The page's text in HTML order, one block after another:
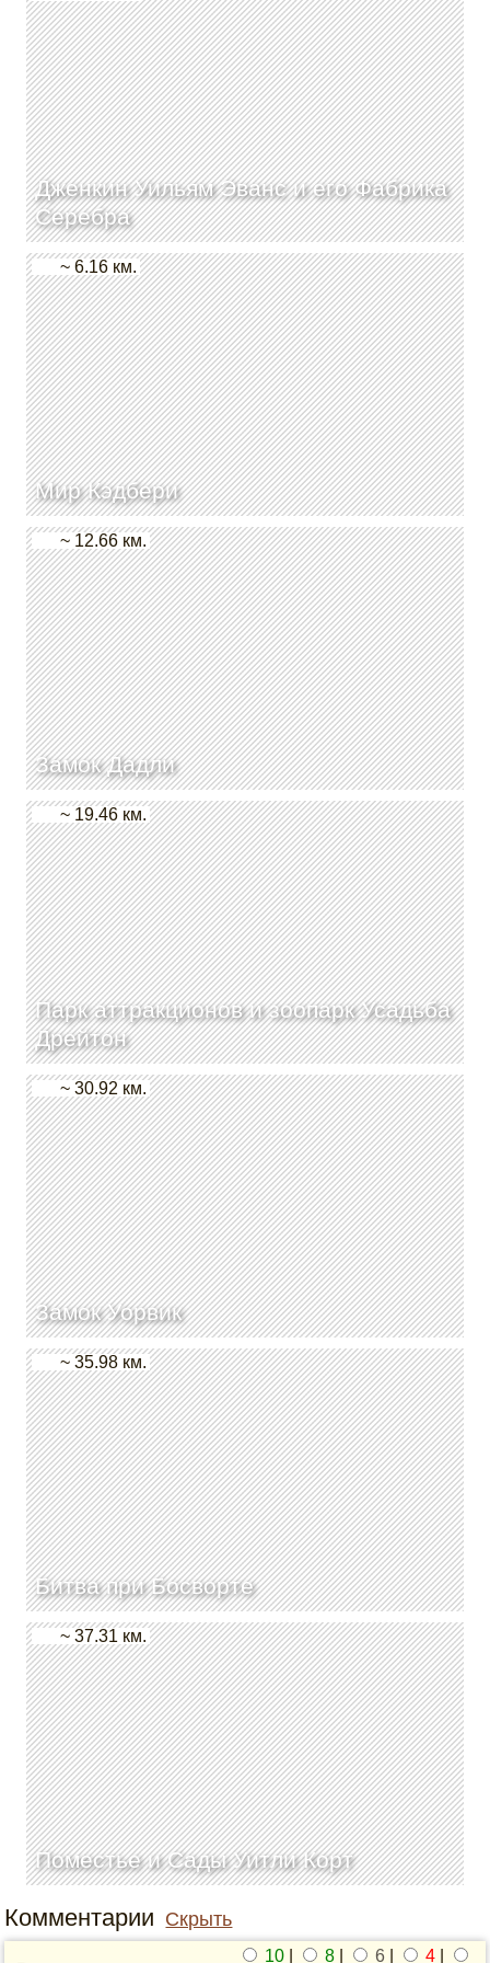
Дженкин Уильям Эванс и его Фабрика
Серебра
Мир Кэдбери
~ 6.16 км.
Замок Дадли
~ 12.66 км.
Парк аттракционов и зоопарк Усадьба
Дрейтон
~ 19.46 км.
Замок Уорвик
~ 30.92 км.
Битва при Босворте
~ 35.98 км.
Поместье и Сады Уитли Корт
~ 37.31 км.
Комментарии Скрыть
10 8 6 4